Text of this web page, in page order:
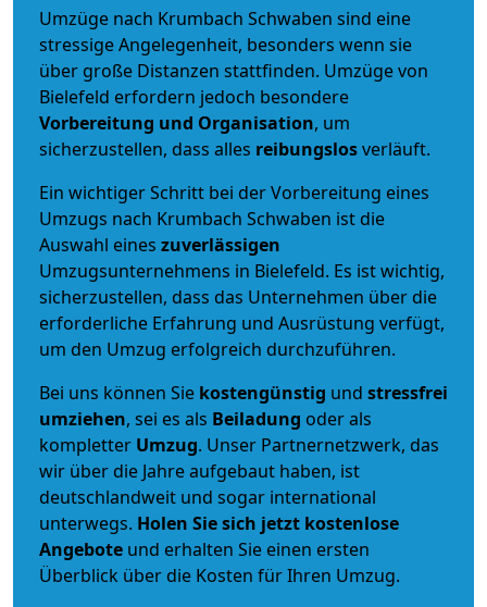
Umzüge nach Krumbach Schwaben sind eine
stressige Angelegenheit, besonders wenn sie
über große Distanzen stattfinden. Umzüge von
Bielefeld erfordern jedoch besondere
Vorbereitung und Organisation, um
sicherzustellen, dass alles reibungslosverläuft.
Ein wichtiger Schritt bei der Vorbereitung eines
Umzugs nach Krumbach Schwaben ist die
Auswahl eines zuverlässigen
Umzugsunternehmens in Bielefeld. Es ist wichtig,
sicherzustellen, dass das Unternehmen über die
erforderliche Erfahrung und Ausrüstung verfügt,
um den Umzug erfolgreich durchzuführen.
Bei uns können Sie kostengünstig und stressfrei
umziehen, sei es als Beiladung oder als
kompletter Umzug. Unser Partnernetzwerk, das
wir über die Jahre aufgebaut haben, ist
deutschlandweit und sogar international
unterwegs. Holen Sie sich jetzt kostenlose
Angebote und erhalten Sie einen ersten
Überblick über die Kosten für Ihren Umzug.